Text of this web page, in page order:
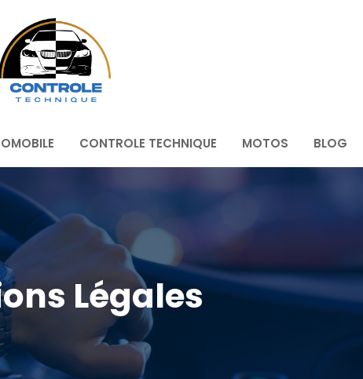
CONTROLE TECHNIQUE MOTOS BLOG
Légales